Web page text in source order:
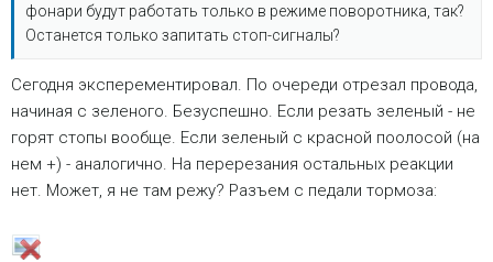
фонари будут работать только в режиме поворотника, так?
Останется только запитать стоп-сигналы?
Сегодня эксперементировал. По очереди отрезал провода,
начиная с зеленого. Безуспешно. Если резать зеленый - не
горят стопы вообще. Если зеленый с красной поолосой (на
нем +) - аналогично. На перерезания остальных реакции
нет. Может, я не там режу? Разъем с педали тормоза: